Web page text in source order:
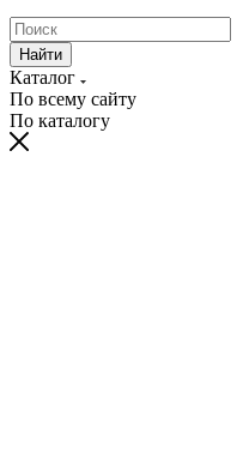
Найти
Каталог
По всему сайту
По каталогу